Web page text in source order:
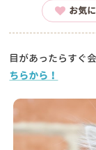
お気
目があったらすぐ
ちらから！